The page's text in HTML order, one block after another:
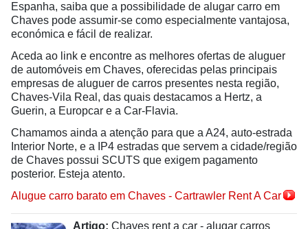
Espanha, saiba que a possibilidade de alugar carro em
Chaves pode assumir-se como especialmente vantajosa,
económica e fácil de realizar.
Aceda ao link e encontre as melhores ofertas de aluguer
de automóveis em Chaves, oferecidas pelas principais
empresas de aluguer de carros presentes nesta região,
Chaves-Vila Real, das quais destacamos a Hertz, a
Guerin, a Europcar e a Car-Flavia.
Chamamos ainda a atenção para que a A24, auto-estrada
Interior Norte, e a IP4 estradas que servem a cidade/região
de Chaves possui SCUTS que exigem pagamento
posterior. Esteja atento.
Alugue carro barato em Chaves - Cartrawler Rent A Car
Artigo: Chaves rent a car - alugar carros